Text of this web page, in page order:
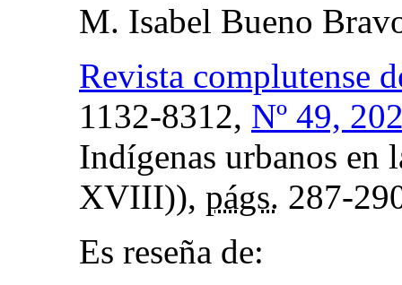
M. Isabel Bueno
Revista complutense
1132-8312, Nº 49,
Indígenas urbanos
XVIII)), págs. 287-
Es reseña de: